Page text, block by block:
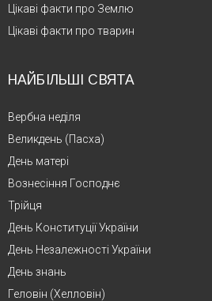
Цікаві факти про Землю
Цікаві факти про тварин
НАЙБІЛЬШІ СВЯТА
Вербна неділя
Великдень (Пасха)
День матері
Вознесіння Господнє
Трійця
День Конституції України
День Незалежності України
День знань
Геловін (Хелловін)